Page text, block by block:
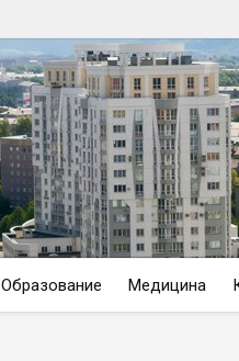
Образование Медицина